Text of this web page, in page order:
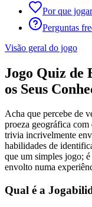
Por que
Perguntas
Visão geral do jogo
Jogo Quiz de
os Seus
Acha que percebe de
proeza geográfica
trivia incrivelmente
habilidades de
que um simples jogo;
envolto numa
Qual é a